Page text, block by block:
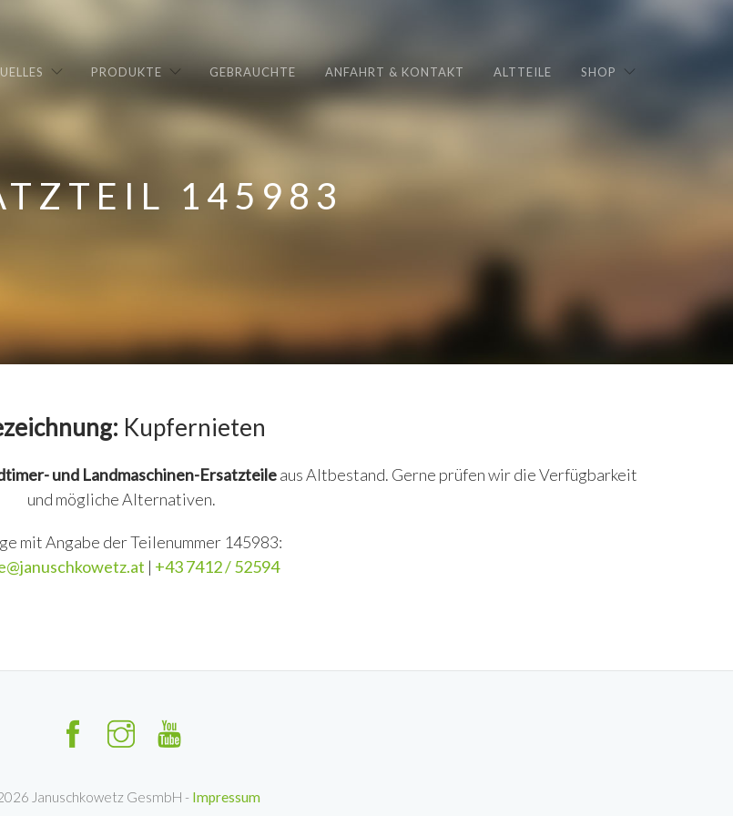
PRODUKTE GEBRAUCHTE ANFAHRT & KONTAKT ALTTEILE SHOP
145983
Kupfernieten
und Landmaschinen-Ersatzteileaus Altbestand. Gerne prüfen wir die Verfügbarkeit
und mögliche Alternativen.
mit Angabe der Teilenummer 145983:
| +43 7412 / 52594
Januschkowetz GesmbH - Impressum